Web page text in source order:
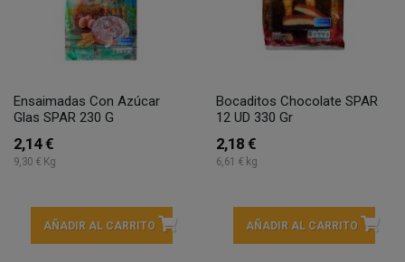
Ensaimadas Con Azúcar
Glas SPAR 230 G
2,14 €
9,30 € Kg
AÑADIR AL CARRITO
Bocaditos Chocolate SPAR
12 UD 330 Gr
2,18 €
6,61 € kg
AÑADIR AL CARRITO